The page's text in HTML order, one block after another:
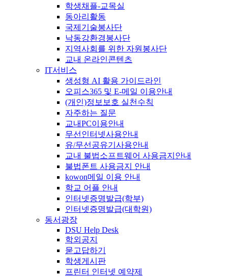
학생채플-교목실
동아리활동
국제기술봉사단
낙동강환경봉사단
지역사회를 위한 자원봉사단
교내 온라인콘텐츠
IT서비스
생성형 AI 활용 가이드라인
오피스365 및 E-메일 이용안내
(개인)정보보호 실천수칙
자주하는 질문
교내PC이용안내
무선인터넷사용안내
유/무선공유기사용안내
교내 불법소프트웨어 사용금지안내
불법폰트 사용금지 안내
kowon메일 이용 안내
학교 어플 안내
인터넷증명발급(학부)
인터넷증명발급(대학원)
동서광장
DSU Help Desk
학외공지
묻고답하기
학생게시판
프린터 인터넷 예약제